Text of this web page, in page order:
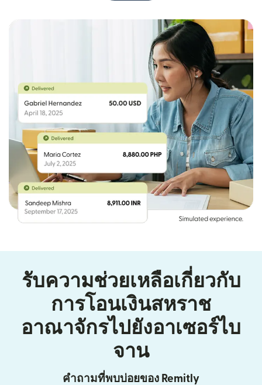
รับความช่วยเหลือเกี่ยวกับ
การโอนเงินสหราช
อาณาจักรไปยังอาเซอร์ไบ
จาน
คำถามที่พบบ่อยของ Remitly